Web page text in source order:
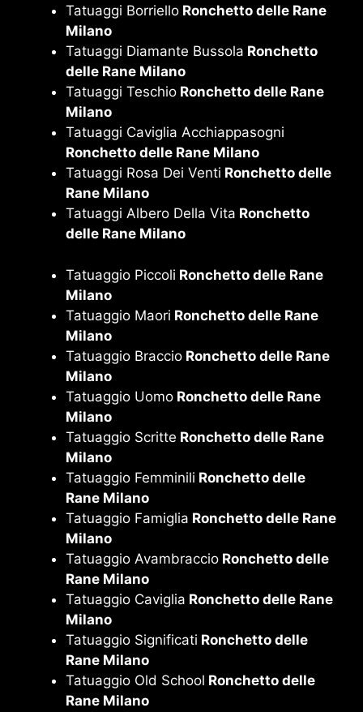
Tatuaggi Borriello Ronchetto delle Rane
Milano
Tatuaggi Diamante Bussola Ronchetto
delle Rane Milano
Tatuaggi Teschio Ronchetto delle Rane
Milano
Tatuaggi Caviglia Acchiappasogni
Ronchetto delle Rane Milano
Tatuaggi Rosa Dei Venti Ronchetto delle
Rane Milano
Tatuaggi Albero Della Vita Ronchetto
delle Rane Milano
Tatuaggio Piccoli Ronchetto delle Rane
Milano
Tatuaggio Maori Ronchetto delle Rane
Milano
Tatuaggio Braccio Ronchetto delle Rane
Milano
Tatuaggio Uomo Ronchetto delle Rane
Milano
Tatuaggio Scritte Ronchetto delle Rane
Milano
Tatuaggio Femminili Ronchetto delle
Rane Milano
Tatuaggio Famiglia Ronchetto delle Rane
Milano
Tatuaggio Avambraccio Ronchetto delle
Rane Milano
Tatuaggio Caviglia Ronchetto delle Rane
Milano
Tatuaggio Significati Ronchetto delle
Rane Milano
Tatuaggio Old School Ronchetto delle
Rane Milano